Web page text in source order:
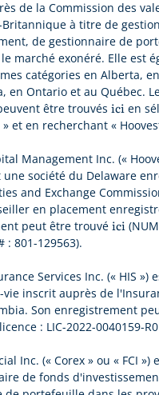
de la Commission des
Britannique à titre de
de gestionnaire de
marché exonéré. Elle est
catégories en Alberta,
en Ontario et au Québec.
être trouvésici en
et en recherchant «
Management Inc. («
une société du Delaware
and Exchange
en placement
peut être trouvéici
: 801-129563).
Services Inc. (« HIS »)
vie inscrit auprès de
Son enregistrement
: LIC-2022-0040159-
Inc. (« Corex » ou « FCI
de fonds